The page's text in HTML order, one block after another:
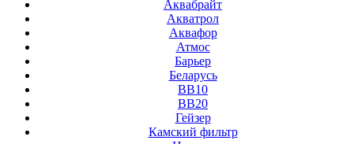
Аквабрайт
Акватрол
Аквафор
Атмос
Барьер
Беларусь
ВВ10
ВВ20
Гейзер
Камский фильтр